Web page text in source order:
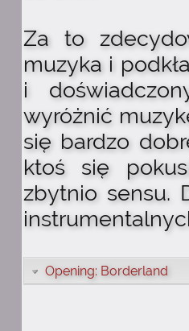
Za to
muzyka i
i
wyróżnić
się bardzo
ktoś się
zbytnio sensu.
Opening: Borderland